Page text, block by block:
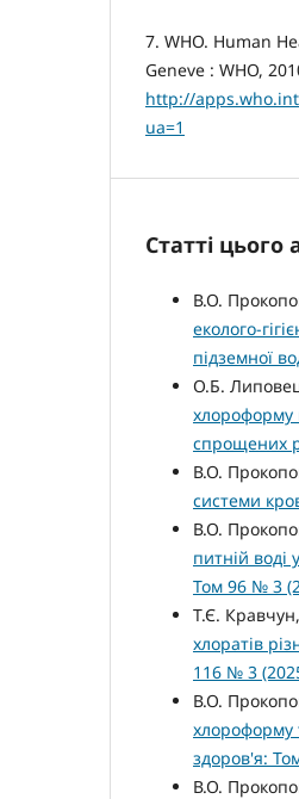
7. WHO. Human
Geneve : WHO,
http://
ua=1
Статті
В.О.
еколого-
підземної
О.Б.
хлороформу
спрощених
В.О.
системи
В.О.
питній воді
Том 96 № 3
Т.Є.
хлоратів
116 № 3
В.О.
хлороформу
здоров'я:
В.О.